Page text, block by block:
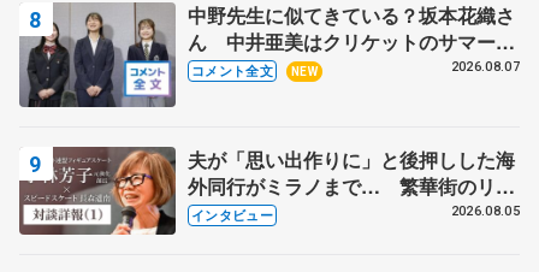
中野先生に似てきている？坂本花織さ
ん 中井亜美はクリケットのサマーキ
ャンプに 島田麻央はたくさん試合に
コメント全文 NEW 2026.08.07
夫が「思い出作りに」と後押しした海
外同行がミラノまで… 繁華街のリン
クでは不良のお兄さんも味方に 小林
インタビュー 2026.08.05